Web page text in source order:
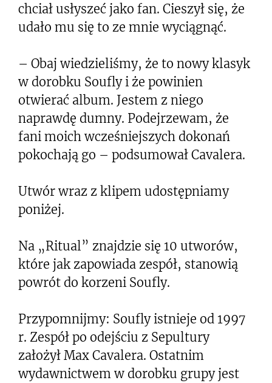
chciał usłyszeć jako fan. Cieszył się, że
udało mu się to ze mnie wyciągnąć.
– Obaj wiedzieliśmy, że to nowy klasyk
w dorobku Soufly i że powinien
otwierać album. Jestem z niego
naprawdę dumny. Podejrzewam, że
fani moich wcześniejszych dokonań
pokochają go – podsumował Cavalera.
Utwór wraz z klipem udostępniamy
poniżej.
Na „Ritual” znajdzie się 10 utworów,
które jak zapowiada zespół, stanowią
powrót do korzeni Soufly.
Przypomnijmy: Soufly istnieje od 1997
r. Zespół po odejściu z Sepultury
założył Max Cavalera. Ostatnim
wydawnictwem w dorobku grupy jest